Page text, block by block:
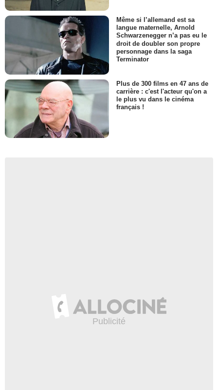
Même si l’allemand est sa
langue maternelle, Arnold
Schwarzenegger n’a pas eu le
droit de doubler son propre
personnage dans la saga
Terminator
Plus de 300 films en 47 ans de
carrière : c'est l'acteur qu'on a
le plus vu dans le cinéma
français !